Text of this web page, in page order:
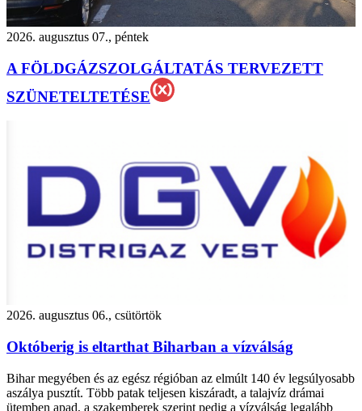
2026. augusztus 07., péntek
A FÖLDGÁZSZOLGÁLTATÁS TERVEZETT
SZÜNETELTETÉSE
2026. augusztus 06., csütörtök
Októberig is eltarthat Biharban a vízválság
Bihar megyében és az egész régióban az elmúlt 140 év legsúlyosabb
aszálya pusztít. Több patak teljesen kiszáradt, a talajvíz drámai
ütemben apad, a szakemberek szerint pedig a vízválság legalább